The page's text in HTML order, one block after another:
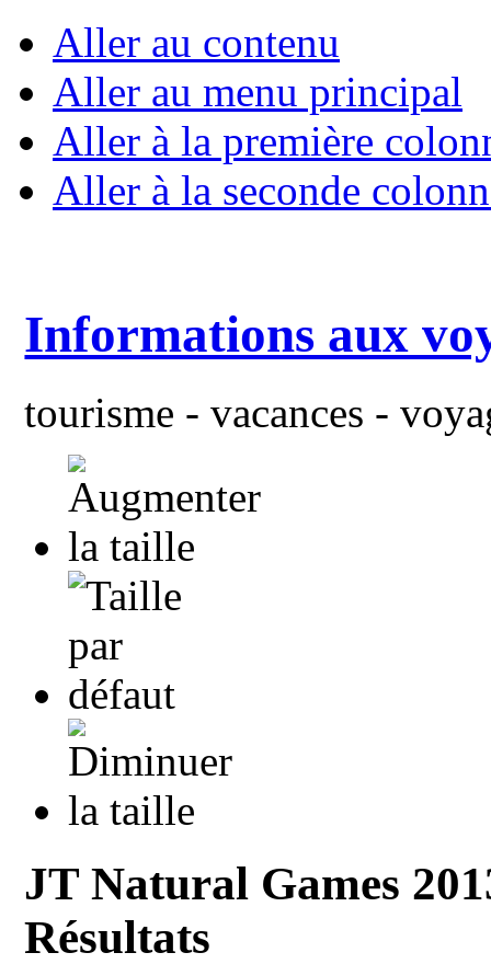
Aller au contenu
Aller au menu principal
Aller à la première
Aller à la seconde
Informations aux
tourisme - vacances -
JT Natural Games
Résultats